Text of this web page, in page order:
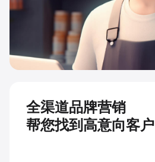
全渠道品牌营销
帮您找到高意向客户